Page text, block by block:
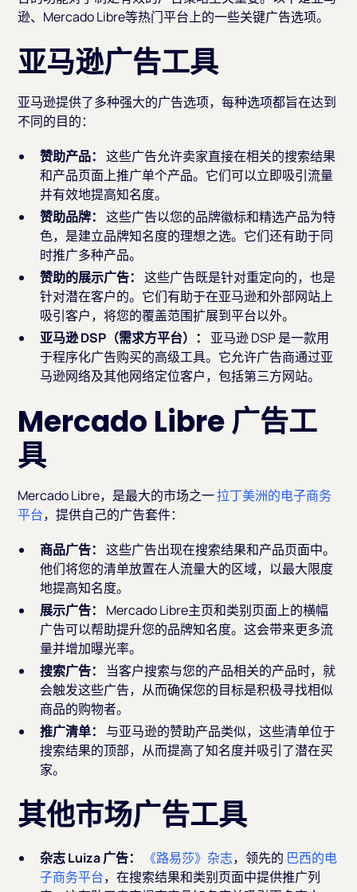
逊、Mercado Libre等热门平台上的一些关键广告选项。
亚马逊广告工具
亚马逊提供了多种强大的广告选项，每种选项都旨在达到
不同的目的：
赞助产品： 这些广告允许卖家直接在相关的搜索结果
和产品页面上推广单个产品。它们可以立即吸引流量
并有效地提高知名度。
赞助品牌： 这些广告以您的品牌徽标和精选产品为特
色，是建立品牌知名度的理想之选。它们还有助于同
时推广多种产品。
赞助的展示广告： 这些广告既是针对重定向的，也是
针对潜在客户的。它们有助于在亚马逊和外部网站上
吸引客户，将您的覆盖范围扩展到平台以外。
亚马逊 DSP（需求方平台）：
亚马逊 DSP 是一款用
于程序化广告购买的高级工具。它允许广告商通过亚
马逊网络及其他网络定位客户，包括第三方网站。
Mercado Libre 广告工
具
Mercado Libre，是最大的市场之一拉丁美洲的电子商务
平台，提供自己的广告套件：
商品广告： 这些广告出现在搜索结果和产品页面中。
他们将您的清单放置在人流量大的区域，以最大限度
地提高知名度。
展示广告：
Mercado Libre主页和类别页面上的横幅
广告可以帮助提升您的品牌知名度。这会带来更多流
量并增加曝光率。
搜索广告：
当客户搜索与您的产品相关的产品时，就
会触发这些广告，从而确保您的目标是积极寻找相似
商品的购物者。
推广清单：
与亚马逊的赞助产品类似，这些清单位于
搜索结果的顶部，从而提高了知名度并吸引了潜在买
家。
其他市场广告工具
杂志 Luiza 广告： 《路易莎》杂志，领先的 巴西的电
子商务平台，在搜索结果和类别页面中提供推广列